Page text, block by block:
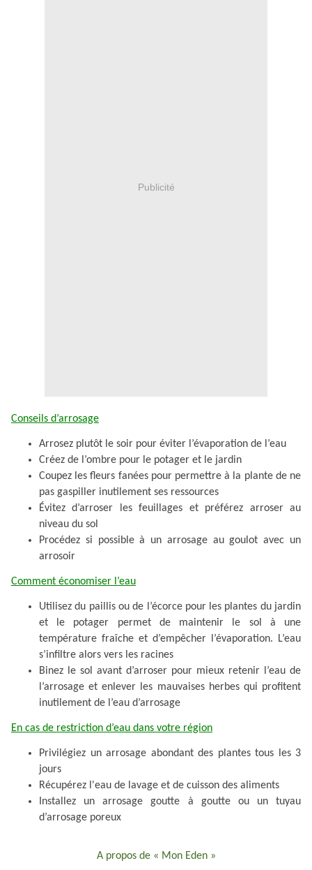
Publicité
Conseils d’arrosage
Arrosez plutôt le soir pour éviter l’évaporation de l’eau
Créez de l’ombre pour le potager et le jardin
Coupez les fleurs fanées pour permettre à la plante de ne
pas gaspiller inutilement ses ressources
Évitez d’arroser les feuillages et préférez arroser au
niveau du sol
Procédez si possible à un arrosage au goulot avec un
arrosoir
Comment économiser l’eau
Utilisez du paillis ou de l’écorce pour les plantes du jardin
et le potager permet de maintenir le sol à une
température fraîche et d’empêcher l’évaporation. L’eau
s’infiltre alors vers les racines
Binez le sol avant d’arroser pour mieux retenir l’eau de
l’arrosage et enlever les mauvaises herbes qui profitent
inutilement de l’eau d’arrosage
En cas de restriction d’eau dans votre région
Privilégiez un arrosage abondant des plantes tous les 3
jours
Récupérez l'eau de lavage et de cuisson des aliments
Installez un arrosage goutte à goutte ou un tuyau
d’arrosage poreux
A propos de « Mon Eden »